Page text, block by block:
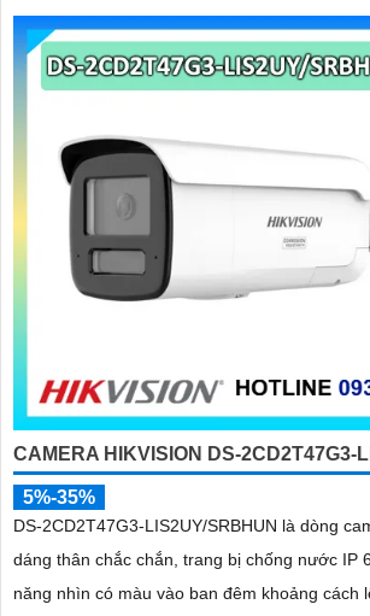
CAMERA HIKVISION DS-2CD2T47G3-
5%-35%
DS-2CD2T47G3-LIS2UY/SRBHUN là dòng
dáng thân chắc chắn, trang bị chống nước IP 67, trang bị
năng nhìn có màu vào ban đêm khoảng cách